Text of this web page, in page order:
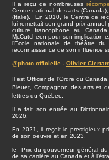
Il a reçu de nombreuses
Centre national des arts
(Italie). En 2010, le Centre de
lui remettait son grand prix
culture francophone au
McCutcheon pour son implication
l’École nationale de théâtre
reconnaissance de son influence
@photo officielle - Olivier
Il est Officier de l'Ordre du
Bleuet, Compagnon des arts et
lettres du Québec.
Il a fait son entrée au
2026.
En 2021, il reçoit le prestigieux
de son oeuvre et en 2023,
le Prix du gouverneur général
de sa carrière au Canada et à